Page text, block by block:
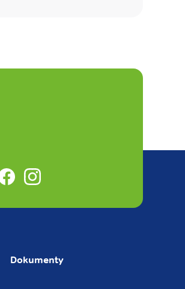
Instagram
Dokumenty